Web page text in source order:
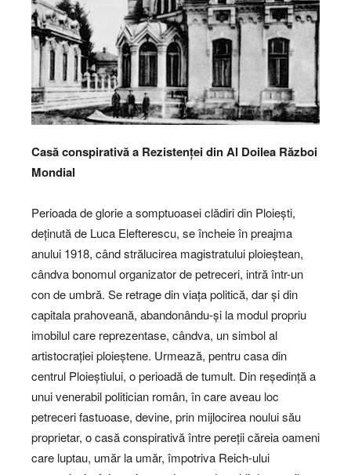
Casă conspirativă a Rezistenței din Al Doilea Război
Mondial
Perioada de glorie a somptuoasei clădiri din Ploiești,
deținută de Luca Elefterescu, se încheie în preajma
anului 1918, când strălucirea magistratului ploieștean,
cândva bonomul organizator de petreceri, intră într-un
con de umbră. Se retrage din viața politică, dar și din
capitala prahoveană, abandonându-și la modul propriu
imobilul care reprezentase, cândva, un simbol al
artistocrației ploieștene. Urmează, pentru casa din
centrul Ploieștiului, o perioadă de tumult. Din reședință a
unui venerabil politician român, în care aveau loc
petreceri fastuoase, devine, prin mijlocirea noului său
proprietar, o casă conspirativă între pereții căreia oameni
care luptau, umăr la umăr, împotriva Reich-ului